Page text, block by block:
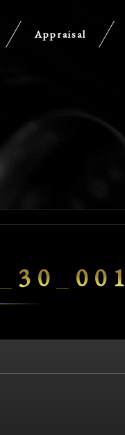
Appraisal